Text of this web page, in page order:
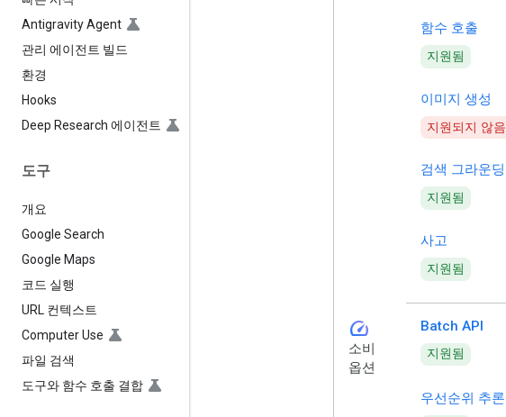
Antigravity Agent
관리 에이전트 빌드
환경
Hooks
Deep Research 에이전트
도구
개요
Google Search
Google Maps
코드 실행
URL 컨텍스트
Computer Use
파일 검색
도구와 함수 호출 결합
함수 호출
지원됨
이미지 생성
지원되지 않음
검색 그라운딩
지원됨
사고
지원됨
speed
소비
옵션
Batch API
지원됨
우선순위 추론